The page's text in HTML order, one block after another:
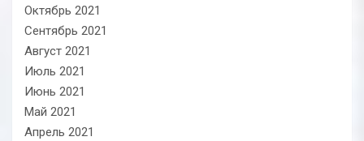
Октябрь 2021
Сентябрь 2021
Август 2021
Июль 2021
Июнь 2021
Май 2021
Апрель 2021